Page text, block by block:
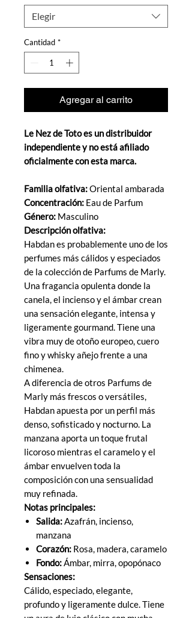
Elegir
Cantidad *
Agregar al carrito
Le Nez de Toto es un distribuidor
independiente y no está afiliado
oficialmente con esta marca.
Familia olfativa:Oriental ambarada
Concentración: Eau de Parfum
Género: Masculino
Descripción olfativa:
Habdan es probablemente uno de los
perfumes más cálidos y especiados
de la colección de Parfums de Marly.
Una fragancia opulenta donde la
canela, el incienso y el ámbar crean
una sensación elegante, intensa y
ligeramente gourmand. Tiene una
vibra muy de otoño europeo, cuero
fino y whisky añejo frente a una
chimenea.
A diferencia de otros Parfums de
Marly más frescos o versátiles,
Habdan apuesta por un perfil más
denso, sofisticado y nocturno. La
manzana aporta un toque frutal
licoroso mientras el caramelo y el
ámbar envuelven toda la
composición con una sensualidad
muy refinada.
Notas principales:
Salida: Azafrán, incienso,
manzana
Corazón: Rosa, madera, caramelo
Fondo: Ámbar, mirra, opopónaco
Sensaciones:
Cálido, especiado, elegante,
profundo y ligeramente dulce. Tiene